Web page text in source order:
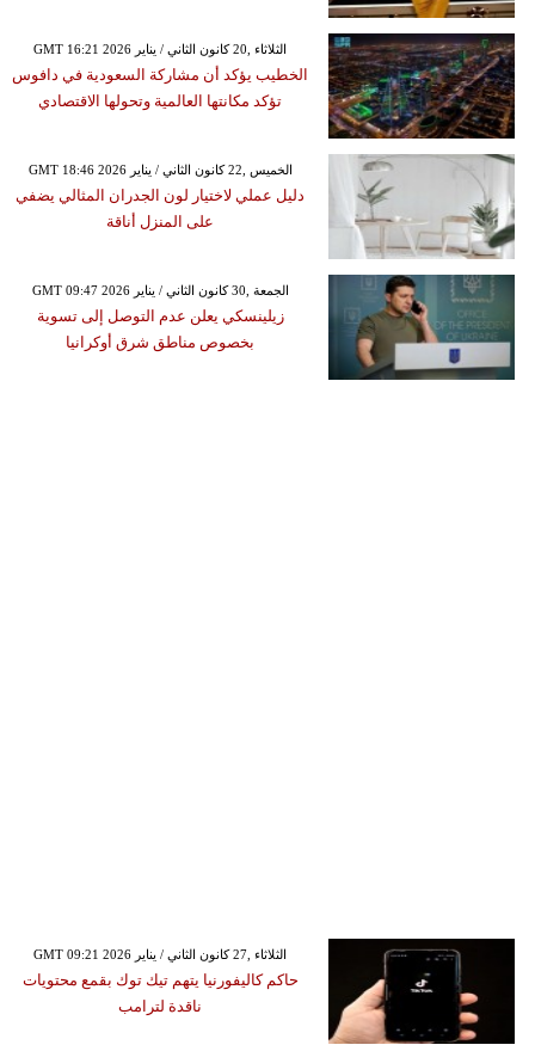
GMT 16:21 2026 الثلاثاء ,20 كانون الثاني / يناير
الخطيب يؤكد أن مشاركة السعودية في دافوس
تؤكد مكانتها العالمية وتحولها الاقتصادي
GMT 18:46 2026 الخميس ,22 كانون الثاني / يناير
دليل عملي لاختيار لون الجدران المثالي يضفي
على المنزل أناقة
GMT 09:47 2026 الجمعة ,30 كانون الثاني / يناير
زيلينسكي يعلن عدم التوصل إلى تسوية
بخصوص مناطق شرق أوكرانيا
GMT 09:21 2026 الثلاثاء ,27 كانون الثاني / يناير
حاكم كاليفورنيا يتهم تيك توك بقمع محتويات
ناقدة لترامب